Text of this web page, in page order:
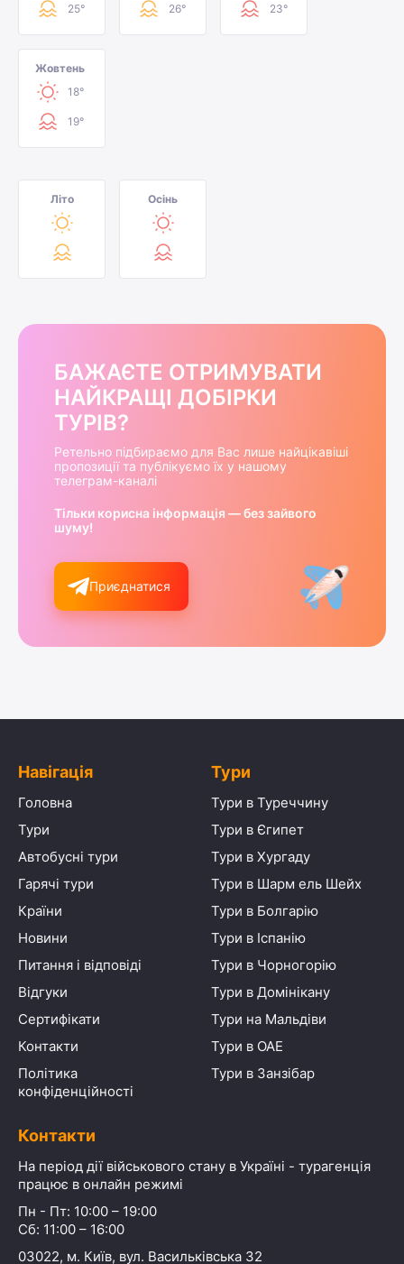
25° 26° 23°
Жовтень
18°
19°
Літо Осінь
БАЖАЄТЕ ОТРИМУВАТИ
НАЙКРАЩІ ДОБІРКИ
ТУРІВ?
Ретельно підбираємо для Вас лише найцікавіші
пропозиції та публікуємо їх у нашому
телеграм-каналі
Тільки корисна інформація — без зайвого
шуму!
Приєднатися
Навігація
Головна
Тури
Автобусні тури
Гарячі тури
Країни
Новини
Питання і відповіді
Відгуки
Сертифікати
Контакти
Політика
конфіденційності
Тури
Тури в Туреччину
Тури в Єгипет
Тури в Хургаду
Тури в Шарм ель Шейх
Тури в Болгарію
Тури в Іспанію
Тури в Чорногорію
Тури в Домінікану
Тури на Мальдіви
Тури в ОАЕ
Тури в Занзібар
Контакти
На період дії військового стану в Україні - турагенція
працює в онлайн режимі
Пн - Пт: 10:00 – 19:00
Сб: 11:00 – 16:00
03022, м. Київ, вул. Васильківська 32